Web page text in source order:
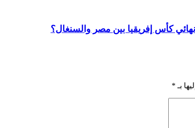
كأس إفريقيا بين مصر والسنغال؟
بـ *